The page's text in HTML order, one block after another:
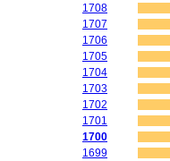
1708
1707
1706
1705
1704
1703
1702
1701
1700
1699